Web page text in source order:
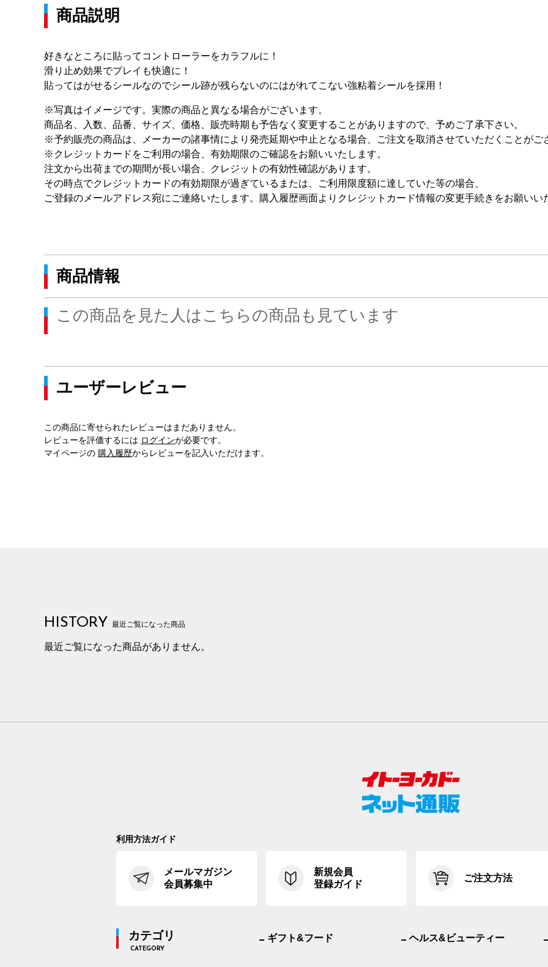
商品説明
好きなところに貼ってコントローラーをカラフルに！
滑り止め効果でプレイも快適に！
貼ってはがせるシールなのでシール跡が残らないのにはがれてこない強粘着シールを採用！
※写真はイメージです。実際の商品と異なる場合がございます。
商品名、入数、品番、サイズ、価格、販売時期も予告なく変更することがありますので、予めご了承下さい。
※予約販売の商品は、メーカーの諸事情により発売延期や中止となる場合、ご注文を取消させていただくことがご
※クレジットカードをご利用の場合、有効期限のご確認をお願いいたします。
注文から出荷までの期間が長い場合、クレジットの有効性確認があります。
その時点でクレジットカードの有効期限が過ぎているまたは、ご利用限度額に達していた等の場合、
ご登録のメールアドレス宛にご連絡いたします。購入履歴画面よりクレジットカード情報の変更手続きをお願いい
商品情報
この商品を見た人はこちらの商品も見ています
ユーザーレビュー
この商品に寄せられたレビューはまだありません。
レビューを評価するには ログインが必要です。
マイページの 購入履歴からレビューを記入いただけます。
HISTORY 最近ご覧になった商品
最近ご覧になった商品がありません。
利用方法ガイド
メールマガジン
会員募集中
新規会員
登録ガイド
ご注文方法
カテゴリ
CATEGORY
ギフト&フード ヘルス&ビューティー